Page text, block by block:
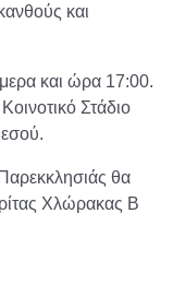
και
και ώρα 17:00.
Στάδιο
Παρεκκλησιάς θα
Χλώρακας Β